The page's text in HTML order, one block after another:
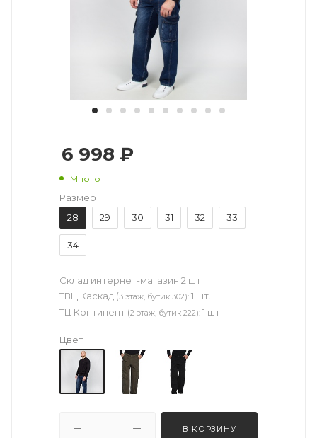
6 998 ₽
Много
Размер
28
29 30 31 32 33
34
Склад интернет-магазин 2 шт.
ТВЦ Каскад (3 этаж, бутик 302): 1 шт.
ТЦ Континент (2 этаж, бутик 222): 1 шт.
Цвет
В КОРЗИНУ